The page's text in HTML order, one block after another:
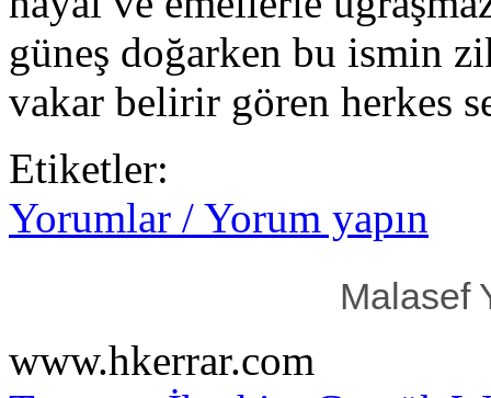
güneş doğarken bu ismin
vakar belirir gören herkes
Etiketler:
Yorumlar / Yorum yapın
Malasef
www.hkerrar.com